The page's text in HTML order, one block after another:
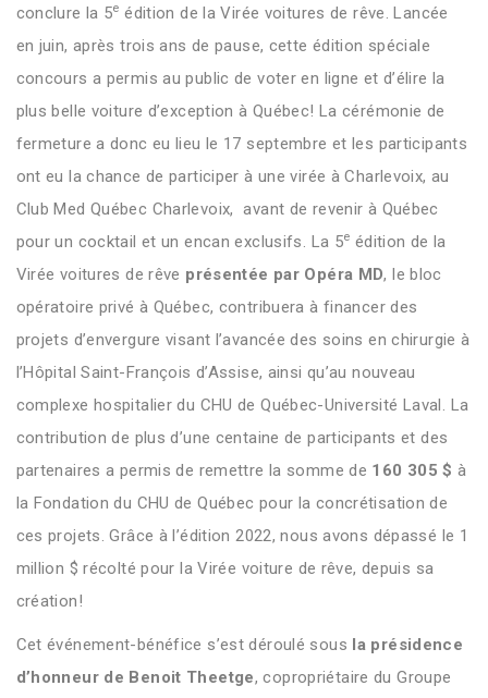
conclure la 5e édition de la Virée voitures de rêve. Lancée
en juin, après trois ans de pause, cette édition spéciale
concours a permis au public de voter en ligne et d’élire la
plus belle voiture d’exception à Québec! La cérémonie de
fermeture a donc eu lieu le 17 septembre et les participants
ont eu la chance de participer à une virée à Charlevoix, au
Club Med Québec Charlevoix, avant de revenir à Québec
pour un cocktail et un encan exclusifs. La 5e édition de la
Virée voitures de rêve présentée par Opéra MD, le bloc
opératoire privé à Québec, contribuera à financer des
projets d’envergure visant l’avancée des soins en chirurgie à
l’Hôpital Saint-François d’Assise, ainsi qu’au nouveau
complexe hospitalier du CHU de Québec-Université Laval. La
contribution de plus d’une centaine de participants et des
partenaires a permis de remettre la somme de 160 305 $ à
la Fondation du CHU de Québec pour la concrétisation de
ces projets. Grâce à l’édition 2022, nous avons dépassé le 1
million $ récolté pour la Virée voiture de rêve, depuis sa
création!
Cet événement-bénéfice s’est déroulé sous la présidence
d’honneur de Benoit Theetge, copropriétaire du Groupe